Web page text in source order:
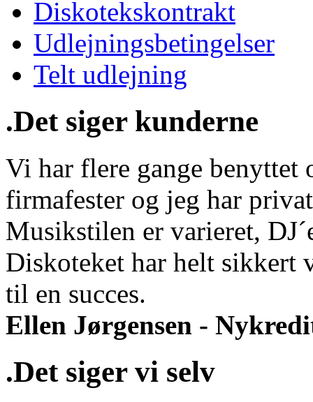
Diskotekskontrakt
Udlejningsbetingelser
Telt udlejning
.Det siger kunderne
Vi har flere gange benyttet
firmafester og jeg har
Musikstilen er varieret,
Diskoteket har helt sikkert
til en succes.
Ellen Jørgensen -
.Det siger vi selv